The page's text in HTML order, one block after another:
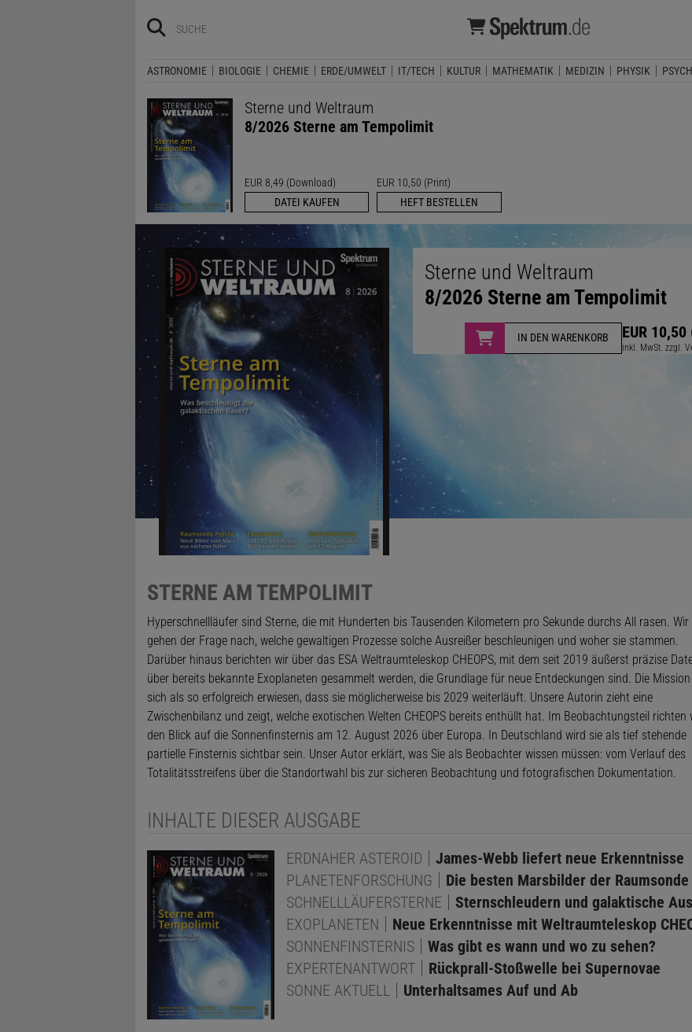
ASTRONOMIE BIOLOGIE CHEMIE ERDE/UMWELT IT/TECH KULTUR MATHEMATIK MEDIZIN PHYSIK
Sterne und Weltraum
8/2026 Sterne am Tempolimit
EUR 8,49 (Download)
DATEI KAUFEN
EUR 10,50 (Print)
HEFT BESTELLEN
Sterne und Weltraum
8/2026 Sterne am Tempolimit
EUR
inkl. MwSt. zzgl.
IN DEN WARENKORB
STERNE AM TEMPOLIMIT
Hyperschnellläufer sind Sterne, die mit Hunderten bis Tausenden Kilometern pro Sekunde durchs All rasen. Wir
gehen der Frage nach, welche gewaltigen Prozesse solche Ausreißer beschleunigen und woher sie stammen.
Darüber hinaus berichten wir über das ESA Weltraumteleskop CHEOPS, mit dem seit 2019 äußerst präzise
über bereits bekannte Exoplaneten gesammelt werden, die Grundlage für neue Entdeckungen sind. Die
sich als so erfolgreich erwiesen, dass sie möglicherweise bis 2029 weiterläuft. Unsere Autorin zieht eine
Zwischenbilanz und zeigt, welche exotischen Welten CHEOPS bereits enthüllt hat. Im Beobachtungsteil richten
den Blick auf die Sonnenfinsternis am 12. August 2026 über Europa. In Deutschland wird sie als tief stehende
partielle Finsternis sichtbar sein. Unser Autor erklärt, was Sie als Beobachter wissen müssen: vom Verlauf des
Totalitätsstreifens über die Standortwahl bis zur sicheren Beobachtung und fotografischen Dokumentation.
INHALTE DIESER AUSGABE
ERDNAHER ASTEROID
James-Webb liefert neue Erkenntnisse
PLANETENFORSCHUNG
Die besten Marsbilder der Raumsonde
SCHNELLLÄUFERSTERNE
Sternschleudern und galaktische
EXOPLANETEN
Neue Erkenntnisse mit Weltraumteleskop
SONNENFINSTERNIS
Was gibt es wann und wo zu sehen?
EXPERTENANTWORT
Rückprall-Stoßwelle bei Supernovae
SONNE AKTUELL
Unterhaltsames Auf und Ab